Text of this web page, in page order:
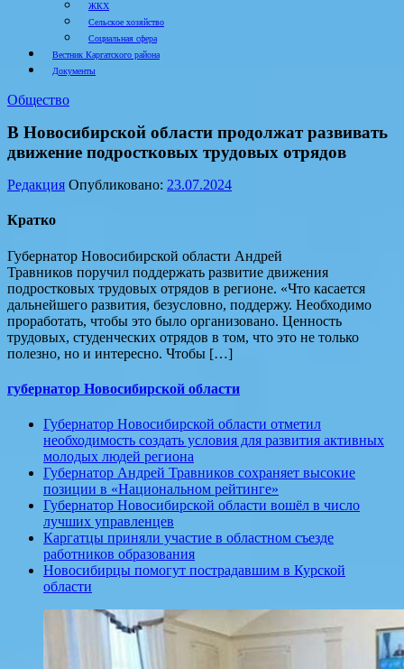
ЖКХ
Сельское хозяйство
Социальная сфера
Вестник Каргатского района
Документы
Общество
В Новосибирской области продолжат развивать
движение подростковых трудовых отрядов
Редакция Опубликовано: 23.07.2024
Кратко
Губернатор Новосибирской области Андрей
Травников поручил поддержать развитие движения
подростковых трудовых отрядов в регионе. «Что касается
дальнейшего развития, безусловно, поддержу. Необходимо
проработать, чтобы это было организовано. Ценность
трудовых, студенческих отрядов в том, что это не только
полезно, но и интересно. Чтобы […]
губернатор Новосибирской области
Губернатор Новосибирской области отметил
необходимость создать условия для развития активных
молодых людей региона
Губернатор Андрей Травников сохраняет высокие
позиции в «Национальном рейтинге»
Губернатор Новосибирской области вошёл в число
лучших управленцев
Каргатцы приняли участие в областном съезде
работников образования
Новосибирцы помогут пострадавшим в Курской
области